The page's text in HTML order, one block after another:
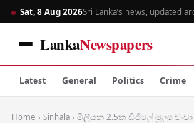
Sat, 8 Aug 2026Sri Lanka’s news, updated
LankaNewspapers
Latest General Politics Crime
Home › Sinhala › මිලියන 2.5ක ඩිජිටල් මූල්‍ය වංචා